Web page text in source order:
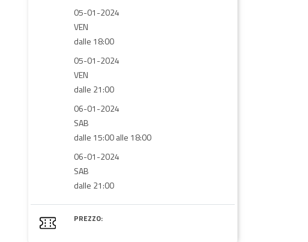
05-01-2024
VEN
dalle 18:00
05-01-2024
VEN
dalle 21:00
06-01-2024
SAB
dalle 15:00 alle 18:00
06-01-2024
SAB
dalle 21:00
PREZZO: